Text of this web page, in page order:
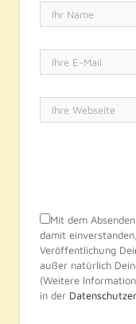
Mit dem
damit
Veröffentlichung
außer natürlich
(Weitere
in der